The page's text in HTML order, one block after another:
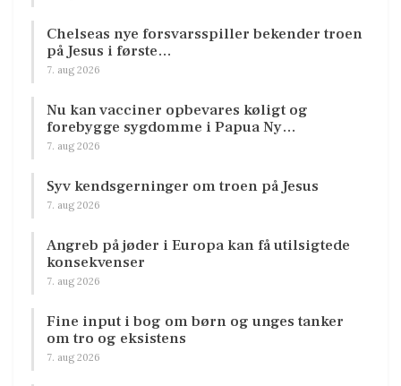
Chelseas nye forsvarsspiller bekender troen
på Jesus i første…
7. aug 2026
Nu kan vacciner opbevares køligt og
forebygge sygdomme i Papua Ny…
7. aug 2026
Syv kendsgerninger om troen på Jesus
7. aug 2026
Angreb på jøder i Europa kan få utilsigtede
konsekvenser
7. aug 2026
Fine input i bog om børn og unges tanker
om tro og eksistens
7. aug 2026